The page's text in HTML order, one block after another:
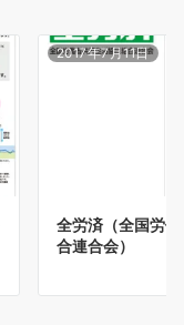
2017年7月11日
全労済（全国労
合連合会）